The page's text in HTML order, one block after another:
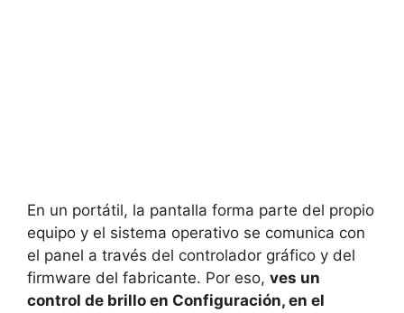
En un portátil, la pantalla forma parte del propio
equipo y el sistema operativo se comunica con
el panel a través del controlador gráfico y del
firmware del fabricante. Por eso, ves un
control de brillo en Configuración, en el